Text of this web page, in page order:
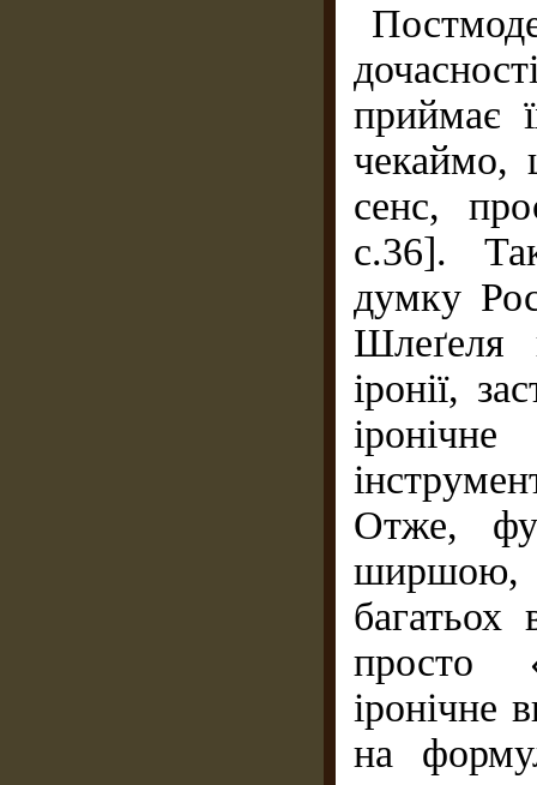
приймає
чекаймо,
сенс,
с.36].
думку
Шлеґеля
іронії,
Отже,
ширшою,
багатьох
просто
іронічне
на